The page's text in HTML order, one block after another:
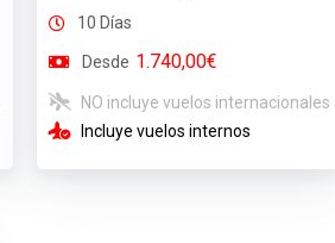
10 Días
Desde 1.740,00€
NO incluye vuelos internacionales
Incluye vuelos internos